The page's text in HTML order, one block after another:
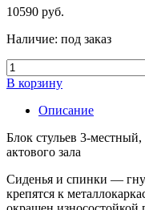
10590 руб.
Наличие: под заказ
В корзину
Описание
Блок стульев 3-
актового зала
Cиденья и спинки —
крепятся к